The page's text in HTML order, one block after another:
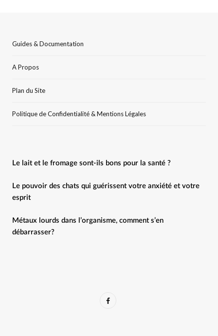
Guides & Documentation
A Propos
Plan du Site
Politique de Confidentialité & Mentions Légales
Le lait et le fromage sont-ils bons pour la santé ?
Le pouvoir des chats qui guérissent votre anxiété et votre
esprit
Métaux lourds dans l’organisme, comment s’en
débarrasser?
F